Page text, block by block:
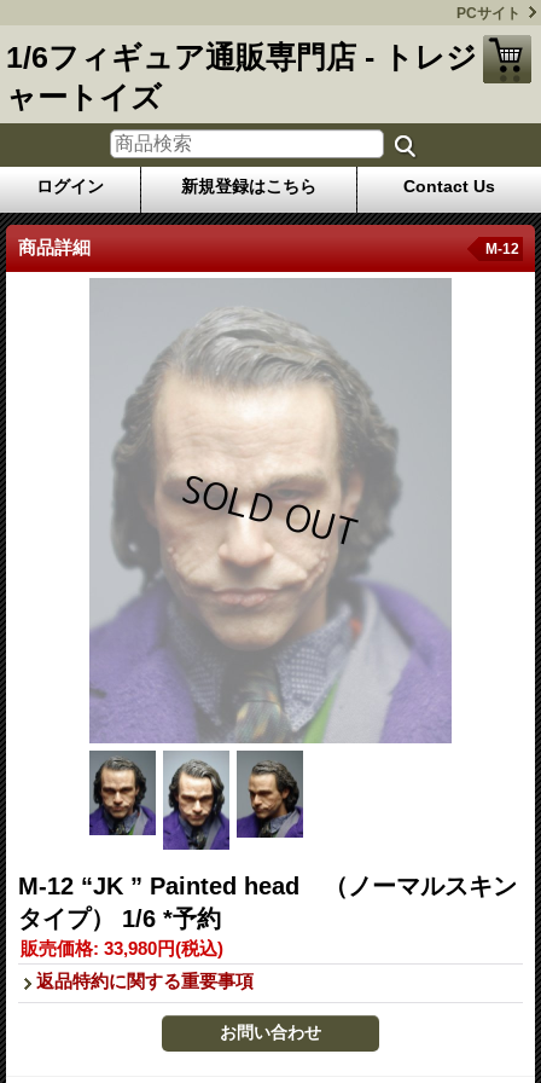
PCサイト
1/6フィギュア通販専門店 - トレジ
ャートイズ
ログイン 新規登録はこちら Contact Us
商品詳細 M-12
M-12 “JK ” Painted head （ノーマルスキン
タイプ） 1/6 *予約
販売価格: 33,980円(税込)
返品特約に関する重要事項